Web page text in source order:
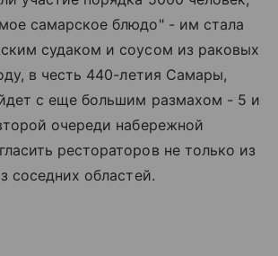
самарское блюдо" - им стала
судаком и соусом из раковых
в честь 440-летия Самары,
с еще большим размахом - 5 и
очереди набережной
рестораторов не только из
соседних областей.